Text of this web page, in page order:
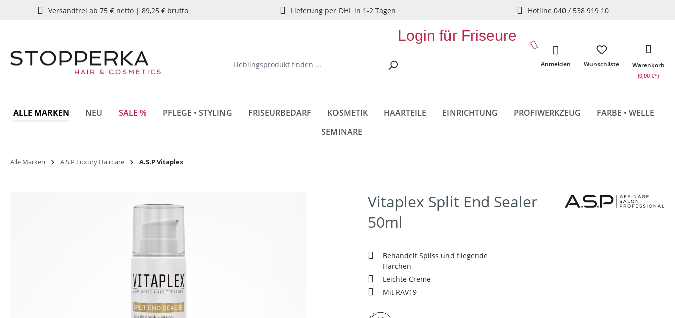
Zur Hauptnavigation springen
Versandfrei ab 75 € netto | 89,25 € brutto Lieferung per DHL in 1-2 Tagen Hotline 040 / 538 919 10
Login für Friseure
Wunschliste
Anmelden Warenkorb
(0,00 €*)
ALLE MARKEN NEU SALE % PFLEGE • STYLING FRISEURBEDARF KOSMETIK HAARTEILE EINRICHTUNG PROFIWERKZEUG
FARBE • WELLE
SEMINARE
Alle Marken A.S.P Luxury Haircare A.S.P Vitaplex
Vitaplex Split End Sealer
50ml
Behandelt Spliss und fliegende
Härchen
Leichte Creme
Mit RAV19